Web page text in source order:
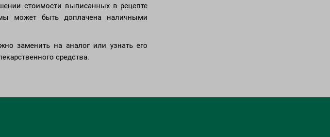
стоимости выписанных в рецепте
может быть доплачена наличными
заменить на аналог или узнать его
средства.